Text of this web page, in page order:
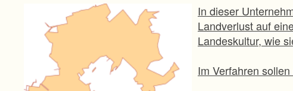
In dieser
Landverlust auf
Landeskultur, wie
Im Verfahren